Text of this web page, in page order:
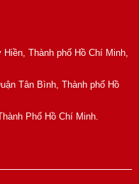
Thành phố Hồ Chí Minh,
Tân Bình, Thành phố Hồ
Phố Hồ Chí Minh.